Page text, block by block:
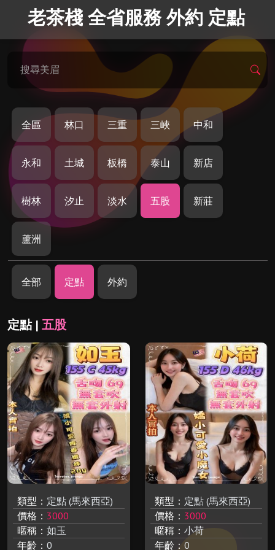
老茶棧 全省服務 外約 定點
搜尋美眉
全區 林口 三重 三峽 中和
永和 土城 板橋 泰山 新店
樹林 汐止 淡水 五股 新莊
蘆洲
全部 定點 外約
定點 | 五股
類型： 定點 (馬來西亞)
價格： 3000
暱稱： 如玉
年齡： 0
類型： 定點 (馬來西亞)
價格： 3000
暱稱： 小荷
年齡： 0